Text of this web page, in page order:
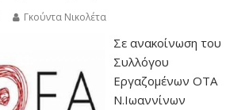
Γκούντα Νικολέτα
Σε ανακοίνωση του
Συλλόγου
Εργαζομένων ΟΤΑ
Ν.Ιωαννίνων